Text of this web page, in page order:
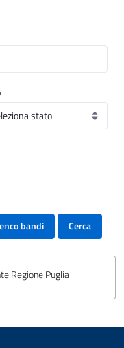
bandi Cerca
Regione Puglia